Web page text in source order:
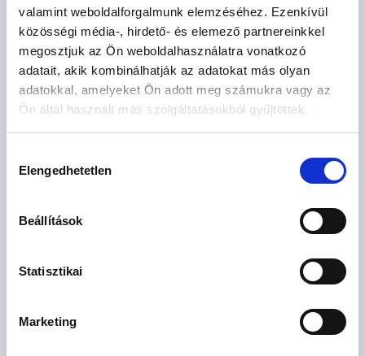
valamint weboldalforgalmunk elemzéséhez. Ezenkívül
közösségi média-, hirdető- és elemező partnereinkkel
megosztjuk az Ön weboldalhasználatra vonatkozó
adatait, akik kombinálhatják az adatokat más olyan
adatokkal, amelyeket Ön adott meg számukra vagy az
Ön által használt más szolgáltatásokból gyűjtöttek.
kiválasztása
Elengedhetetlen
Beállítások
Statisztikai
Marketing
4lakás
HATÁG LAKÓUDVAR
5 szoba
1 lakás